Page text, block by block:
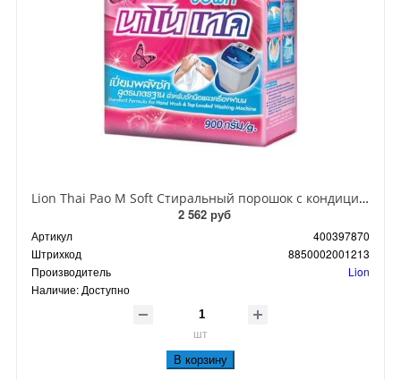
Lion Thai Pao M Soft Стиральный порошок с кондиционером для всех типов стиральных машин 900 гр
2 562 руб
Артикул
400397870
Штрихкод
8850002001213
Производитель
Lion
Наличие: Доступно
шт
В корзину